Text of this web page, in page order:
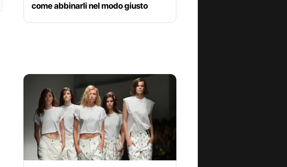
come abbinarli nel modo giusto